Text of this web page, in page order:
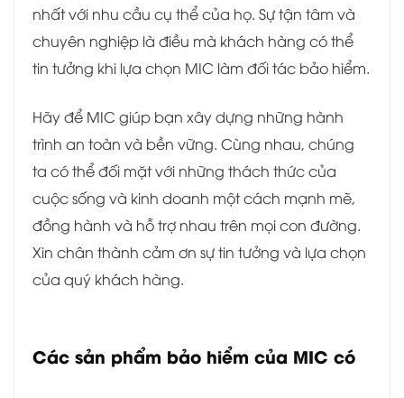
nhất với nhu cầu cụ thể của họ. Sự tận tâm và
chuyên nghiệp là điều mà khách hàng có thể
tin tưởng khi lựa chọn MIC làm đối tác bảo hiểm.
Hãy để MIC giúp bạn xây dựng những hành
trình an toàn và bền vững. Cùng nhau, chúng
ta có thể đối mặt với những thách thức của
cuộc sống và kinh doanh một cách mạnh mẽ,
đồng hành và hỗ trợ nhau trên mọi con đường.
Xin chân thành cảm ơn sự tin tưởng và lựa chọn
của quý khách hàng.
Các sản phẩm bảo hiểm của MIC có